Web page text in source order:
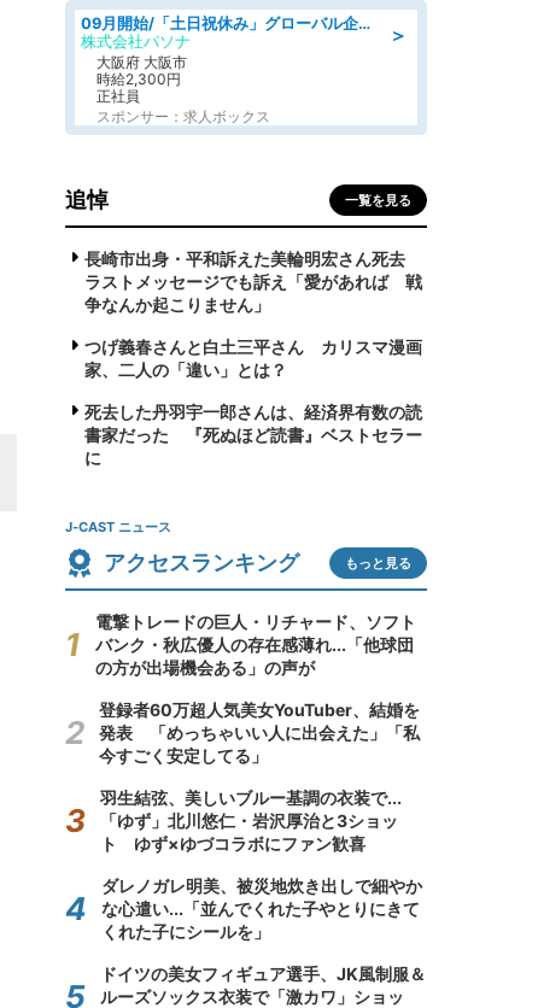
＞
09月開始/「土日祝休み」グローバル企業での産業保健のお仕事/保健師/高時給/残業なし/服装自由
株式会社パソナ
大阪府 大阪市
時給2,300円
正社員
スポンサー：求人ボックス
追悼 一覧を見る
長崎市出身・平和訴えた美輪明宏さん死去
ラストメッセージでも訴え「愛があれば 戦
争なんか起こりません」
つげ義春さんと白土三平さん カリスマ漫画
家、二人の「違い」とは？
死去した丹羽宇一郎さんは、経済界有数の読
書家だった 『死ぬほど読書』ベストセラー
に
J-CAST ニュース
アクセスランキング もっと見る
電撃トレードの巨人・リチャード、ソフト
バンク・秋広優人の存在感薄れ...「他球団
の方が出場機会ある」の声が
登録者60万超人気美女YouTuber、結婚を
発表 「めっちゃいい人に出会えた」「私
今すごく安定してる」
羽生結弦、美しいブルー基調の衣装で...
「ゆず」北川悠仁・岩沢厚治と3ショッ
ト ゆず×ゆづコラボにファン歓喜
ダレノガレ明美、被災地炊き出しで細やか
な心遣い...「並んでくれた子やとりにきて
くれた子にシールを」
ドイツの美女フィギュア選手、JK風制服＆
ルーズソックス衣装で「激カワ」ショッ